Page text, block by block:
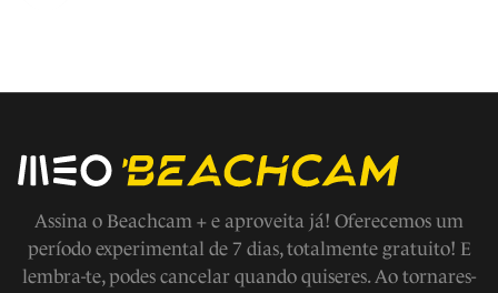
Evite fazer barulho
Respeite os modos de vida e tradições locais, a fauna e
Assina o Beachcam + e aproveita já! Oferecemos um
período experimental de 7 dias, totalmente gratuito! E
lembra-te, podes cancelar quando quiseres. Ao tornares-